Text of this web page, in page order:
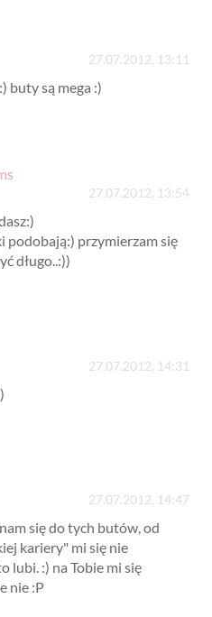
27.07.2012, 13:11
buty są mega :)
27.07.2012, 13:54
podobają:) przymierzam się
długo..:))
27.07.2012, 14:31
27.07.2012, 14:47
się do tych butów, od
kariery" mi się nie
lubi. :) na Tobie mi się
nie :P